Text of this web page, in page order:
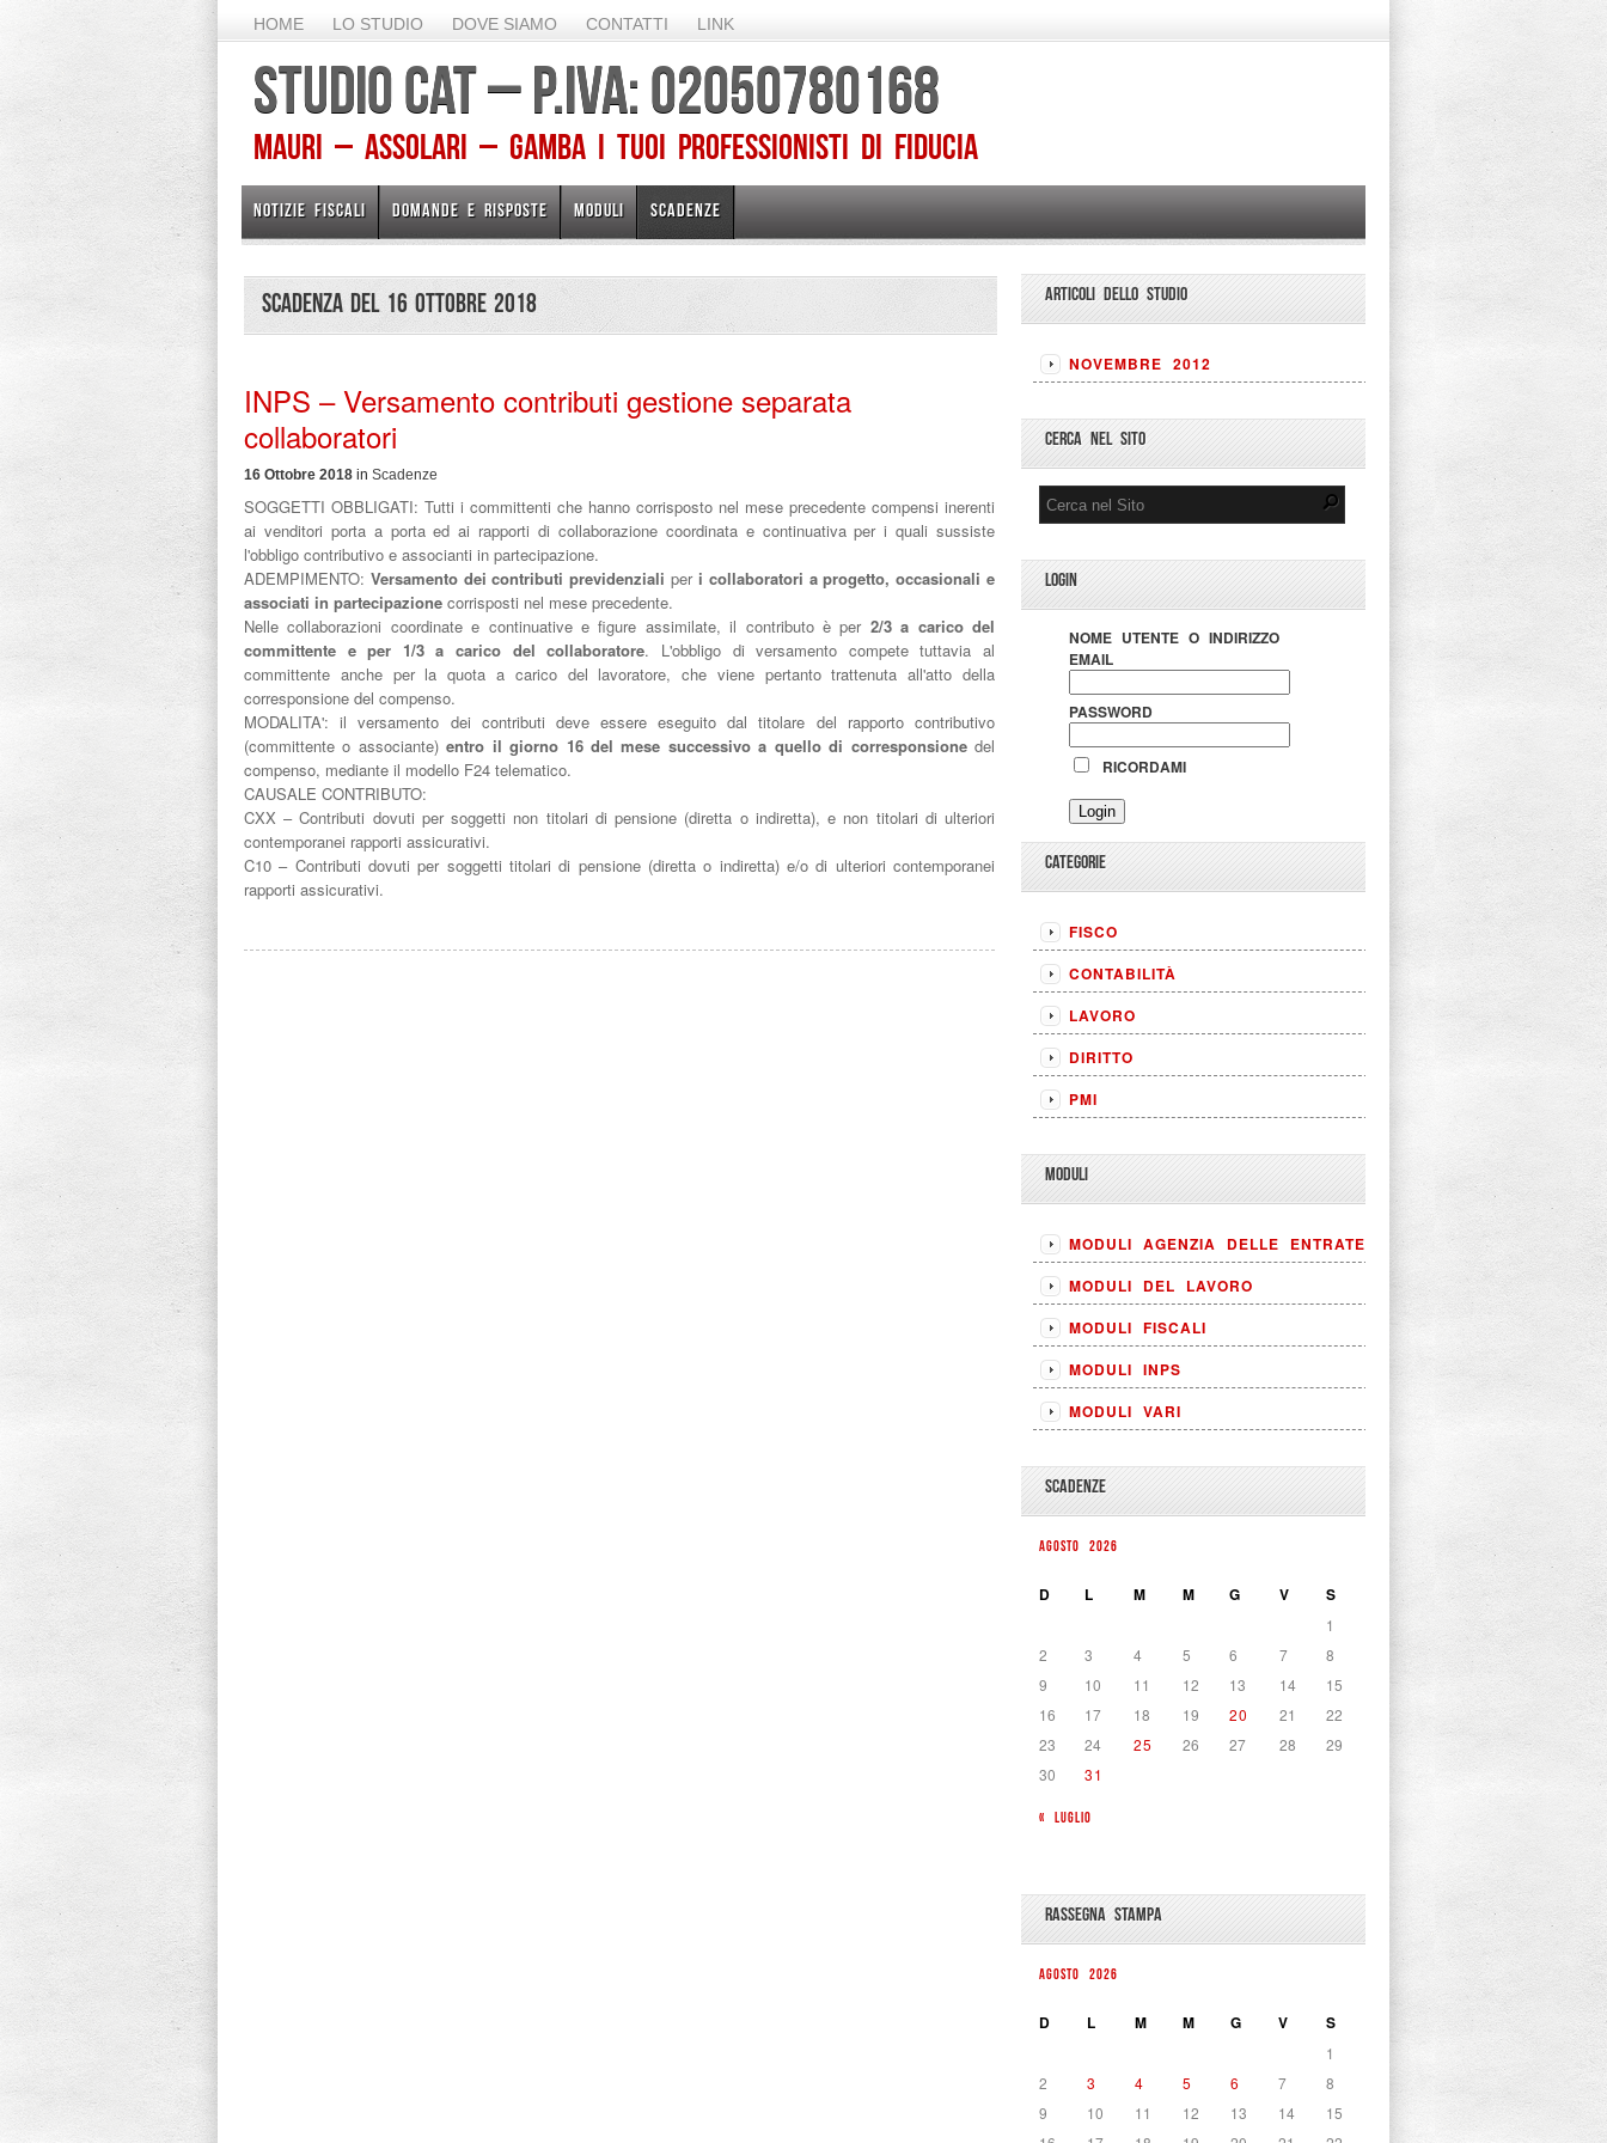
HOME LO STUDIO DOVE SIAMO CONTATTI LINK
STUDIO CAT – P.IVA: 02050780168
Mauri – Assolari – Gamba I TUOI PROFESSIONISTI DI FIDUCIA
NOTIZIE FISCALI DOMANDE E RISPOSTE MODULI SCADENZE
Scadenza del 16 Ottobre 2018
INPS – Versamento contributi gestione separata
collaboratori
16 Ottobre 2018 in Scadenze
SOGGETTI OBBLIGATI: Tutti i committenti che hanno corrisposto nel mese precedente compensi inerenti
ai venditori porta a porta ed ai rapporti di collaborazione coordinata e continuativa per i quali sussiste
l'obbligo contributivo e associanti in partecipazione.
ADEMPIMENTO: Versamento dei contributi previdenziali peri collaboratori a progetto, occasionali e
associati in partecipazione corrisposti nel mese precedente.
Nelle collaborazioni coordinate e continuative e figure assimilate, il contributo è per 2/3 a carico del
committente e per 1/3 a carico del collaboratore. L'obbligo di versamento compete tuttavia al
committente anche per la quota a carico del lavoratore, che viene pertanto trattenuta all'atto della
corresponsione del compenso.
MODALITA': il versamento dei contributi deve essere eseguito dal titolare del rapporto contributivo
(committente o associante)entro il giorno 16 del mese successivo a quello di corresponsionedel
compenso, mediante il modello F24 telematico.
CAUSALE CONTRIBUTO:
CXX – Contributi dovuti per soggetti non titolari di pensione (diretta o indiretta), e non titolari di ulteriori
contemporanei rapporti assicurativi.
C10 – Contributi dovuti per soggetti titolari di pensione (diretta o indiretta) e/o di ulteriori contemporanei
rapporti assicurativi.
ARTICOLI DELLO STUDIO
NOVEMBRE 2012
CERCA NEL SITO
LOGIN
NOME UTENTE O INDIRIZZO
EMAIL
PASSWORD
RICORDAMI
CATEGORIE
FISCO
CONTABILITÀ
LAVORO
DIRITTO
PMI
MODULI
MODULI AGENZIA DELLE ENTRATE
MODULI DEL LAVORO
MODULI FISCALI
MODULI INPS
MODULI VARI
SCADENZE
AGOSTO 2026
D L M M G V S
« LUGLIO
1
2
3 4 5 6 7
8
9
10 11 12 13 14
15
16
17 18 19 20 21
22
23
24 25 26 27 28
29
30
31
RASSEGNA STAMPA
AGOSTO 2026
D L M M G V S
1
2
3 4 5 6 7
8
9
10 11 12 13 14
15